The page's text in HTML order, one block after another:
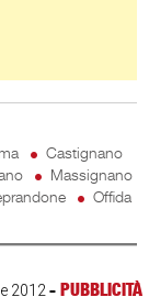
Castignano
Massignano
Offida
2012- PUBBLICITÀ